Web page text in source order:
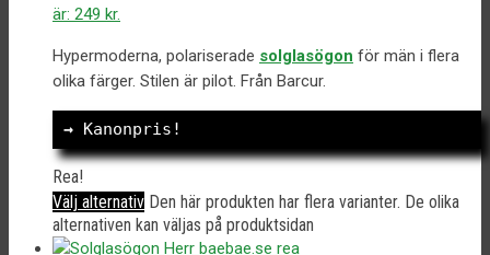
är: 249 kr.
Hypermoderna, polariserade solglasögon för män i flera
olika färger. Stilen är pilot. Från Barcur.
→ Kanonpris!
Rea!
Välj alternativ Den här produkten har flera varianter. De olika
alternativen kan väljas på produktsidan